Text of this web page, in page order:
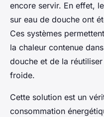
encore servir. En effet,
sur eau de douche ont
Ces systèmes
la chaleur contenue
douche et de la
froide.
Cette solution est un
consommation